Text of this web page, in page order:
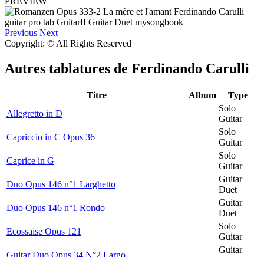
Previous Next
Copyright: © All Rights Reserved
Autres tablatures de Ferdinando Carulli
Titre Album
Type
Allegretto in D
Solo
Guitar
Capriccio in C Opus 36
Solo
Guitar
Caprice in G
Solo
Guitar
Duo Opus 146 n°1 Larghetto
Guitar
Duet
Duo Opus 146 n°1 Rondo
Guitar
Duet
Ecossaise Opus 121
Solo
Guitar
Guitar Duo Opus 34 N°2 Largo
Guitar